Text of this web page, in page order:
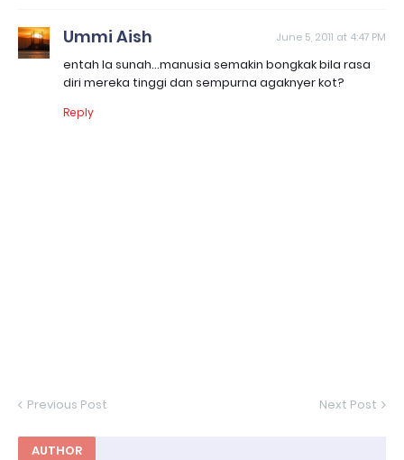
Ummi Aish June 5, 2011 at 4:47 PM
entah la sunah...manusia semakin bongkak bila rasa
diri mereka tinggi dan sempurna agaknyer kot?
Reply
Previous Post Next Post
AUTHOR